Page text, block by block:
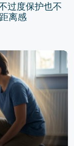
过度保护也不
离感